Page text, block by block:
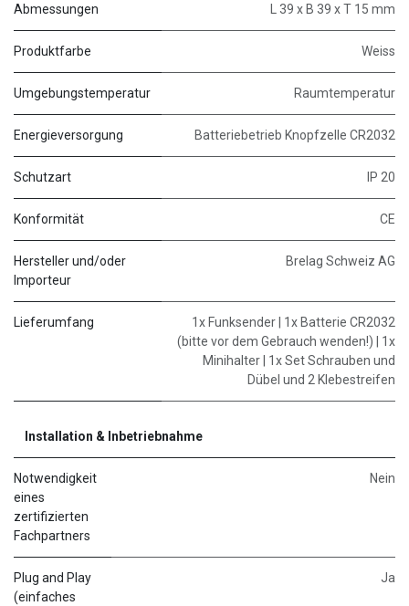
Abmessungen L 39 x B 39 x T 15 mm
Produktfarbe Weiss
Umgebungstemperatur Raumtemperatur
Energieversorgung Batteriebetrieb Knopfzelle CR2032
Schutzart IP 20
Konformität CE
Hersteller und/oder
Importeur
Brelag Schweiz AG
Lieferumfang
1x Funksender | 1x Batterie CR2032
(bitte vor dem Gebrauch wenden!) | 1x
Minihalter | 1x Set Schrauben und
Dübel und 2 Klebestreifen
Installation & Inbetriebnahme
Notwendigkeit
eines
zertifizierten
Fachpartners
Nein
Plug and Play
(einfaches
Ja